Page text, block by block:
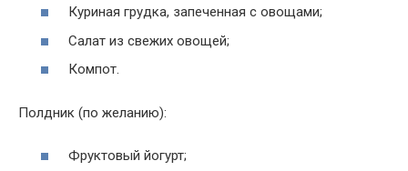
Куриная грудка, запеченная с овощами;
Салат из свежих овощей;
Компот.
Полдник (по желанию):
Фруктовый йогурт;